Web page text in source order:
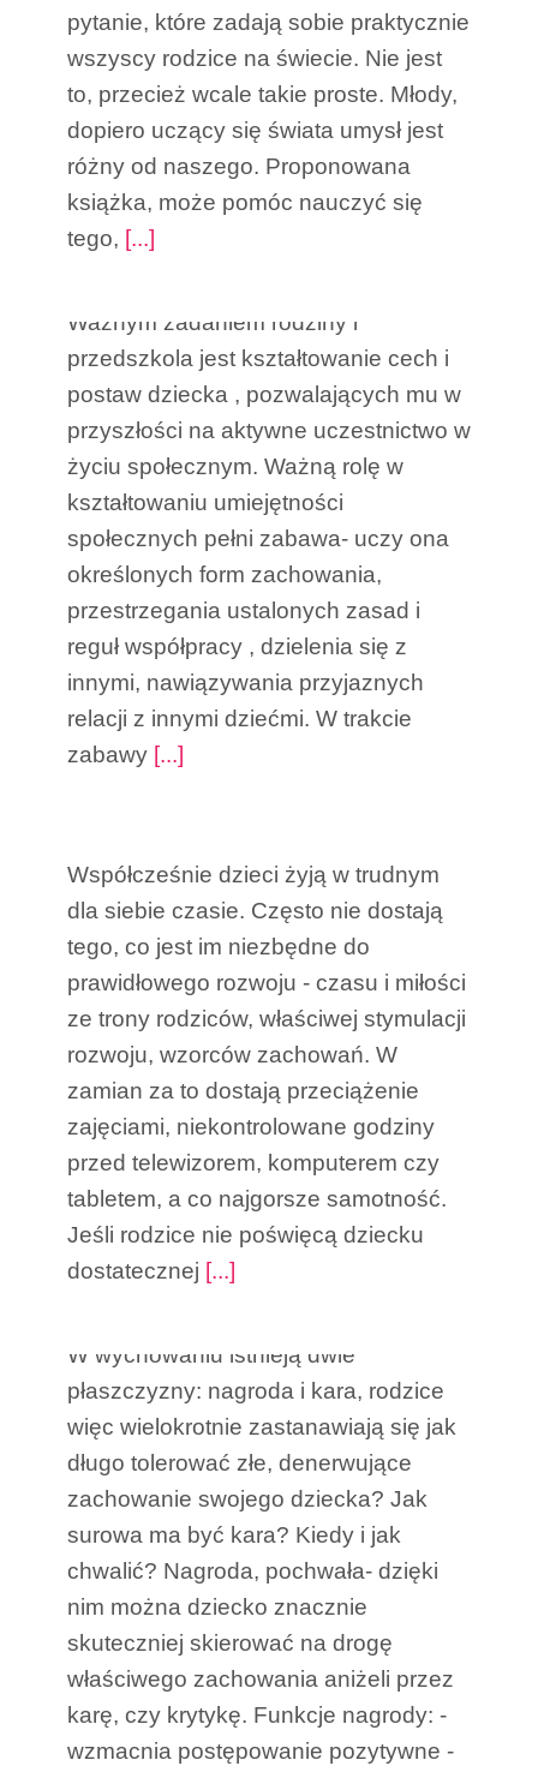
pytanie, które zadają sobie praktycznie
wszyscy rodzice na świecie. Nie jest
to, przecież wcale takie proste. Młody,
dopiero uczący się świata umysł jest
różny od naszego. Proponowana
książka, może pomóc nauczyć się
tego, [...]
Kształtowanie odporności
emocjonalnej u dzieci.
Ważnym zadaniem rodziny i
przedszkola jest kształtowanie cech i
postaw dziecka , pozwalających mu w
przyszłości na aktywne uczestnictwo w
życiu społecznym. Ważną rolę w
kształtowaniu umiejętności
społecznych pełni zabawa- uczy ona
określonych form zachowania,
przestrzegania ustalonych zasad i
reguł współpracy , dzielenia się z
innymi, nawiązywania przyjaznych
relacji z innymi dziećmi. W trakcie
zabawy [...]
DLACZEGO CZYTANIE
Współcześnie dzieci żyją w trudnym
dla siebie czasie. Często nie dostają
tego, co jest im niezbędne do
prawidłowego rozwoju - czasu i miłości
ze trony rodziców, właściwej stymulacji
rozwoju, wzorców zachowań. W
zamian za to dostają przeciążenie
zajęciami, niekontrolowane godziny
przed telewizorem, komputerem czy
tabletem, a co najgorsze samotność.
Jeśli rodzice nie poświęcą dziecku
dostatecznej [...]
KARA I NAGRODA
W WYCHOWANIU DZIECKA
PRZEDSZKOLNEGO
W wychowaniu istnieją dwie
płaszczyzny: nagroda i kara, rodzice
więc wielokrotnie zastanawiają się jak
długo tolerować złe, denerwujące
zachowanie swojego dziecka? Jak
surowa ma być kara? Kiedy i jak
chwalić? Nagroda, pochwała- dzięki
nim można dziecko znacznie
skuteczniej skierować na drogę
właściwego zachowania aniżeli przez
karę, czy krytykę. Funkcje nagrody: -
wzmacnia postępowanie pozytywne -